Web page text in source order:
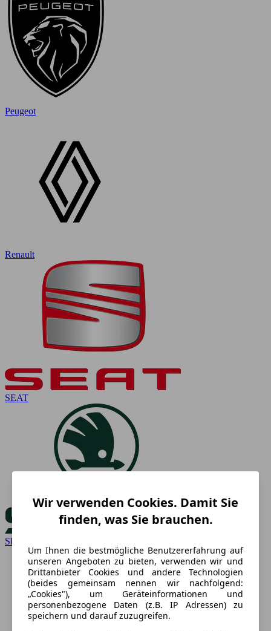
Peugeot
Renault
SEAT
Skoda
Wir verwenden Cookies. Damit Sie
finden, was Sie brauchen.
Um Ihnen die bestmögliche Benutzererfahrung auf
unseren Angeboten zu bieten, verwenden wir und
Drittanbieter Cookies und andere Technologien
(beides gemeinsam nennen wir nachfolgend:
„Cookies"), um Geräteinformationen und
personenbezogene Daten (z.B. IP Adressen) zu
speichern und darauf zuzugreifen.